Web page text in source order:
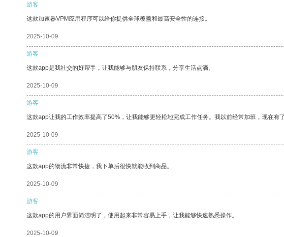
游客
这款加速器VPM应用程序可以给你提供全球覆盖和最高安全性的连接。
2025-10-09
游客
这款app是我社交的好帮手，让我能够与朋友保持联系，分享生活点滴。
2025-10-09
游客
这款app让我的工作效率提高了50%，让我能够更轻松地完成工作任务。我以前经常加班，现在有
2025-10-09
游客
这款app的物流非常快捷，我下单后很快就能收到商品。
2025-10-09
游客
这款app的用户界面简洁明了，使用起来非常容易上手，让我能够快速熟悉操作。
2025-10-09